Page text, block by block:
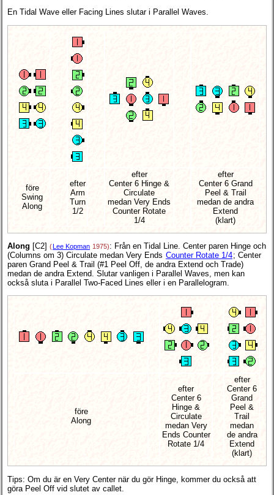
En Tidal Wave eller Facing Lines slutar i Parallel Waves.
före
Swing
Along
efter
Arm
Turn
1/2
efter
Center 6 Hinge &
Circulate
medan Very Ends
Counter Rotate
1/4
efter
Center 6 Grand
Peel & Trail
medan de andra
Extend
(klart)
Along [C2] (Lee Kopman 1975): Från en Tidal Line. Center paren Hinge och
(Columns om 3) Circulate medan Very Ends Counter Rotate 1/4; Center
paren Grand Peel & Trail (#1 Peel Off, de andra Extend och Trade)
medan de andra Extend. Slutar vanligen i Parallel Waves, men kan
också sluta i Parallel Two-Faced Lines eller i en Parallelogram.
före
Along
efter
Center 6
Hinge &
Circulate
medan Very
Ends Counter
Rotate 1/4
efter
Center 6
Grand
Peel &
Trail
medan
de andra
Extend
(klart)
Tips: Om du är en Very Center när du gör Hinge, kommer du också att
göra Peel Off vid slutet av callet.